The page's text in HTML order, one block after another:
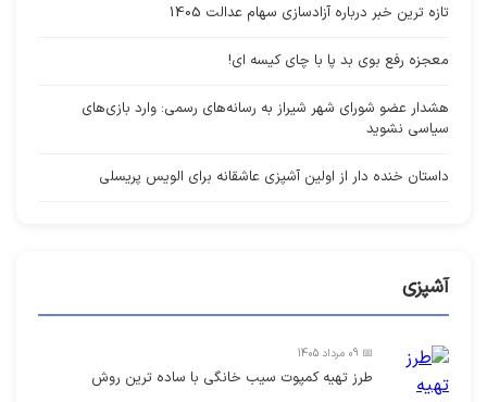
تازه ترین خبر درباره آزادسازی سهام عدالت 1405
معجزه رفع بوی بد پا با چای کیسه ای!
هشدار عضو شورای شهر شیراز به رسانه‌های رسمی: وارد بازی‌های
سیاسی نشوید
داستان خنده دار از اولین آشپزی عاشقانه برای الویس پریسلی
آشپزی
📅 09 مرداد 1405
طرز تهیه کمپوت سیب خانگی با ساده ترین روش